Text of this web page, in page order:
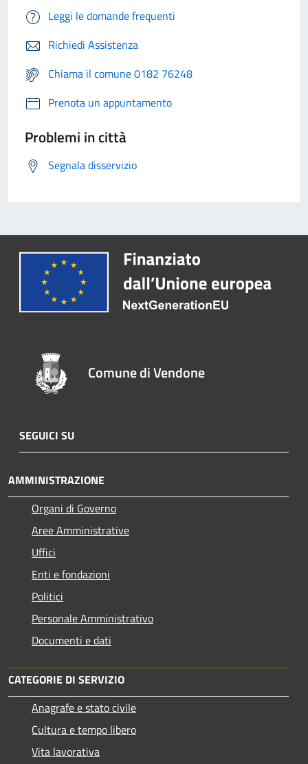
Leggi le domande frequenti
Richiedi Assistenza
Chiama il comune 0182 76248
Prenota un appuntamento
Problemi in città
Segnala disservizio
Comune di Vendone
SEGUICI SU
AMMINISTRAZIONE
Organi di Governo
Aree Amministrative
Uffici
Enti e fondazioni
Politici
Personale Amministrativo
Documenti e dati
CATEGORIE DI SERVIZIO
Anagrafe e stato civile
Cultura e tempo libero
Vita lavorativa